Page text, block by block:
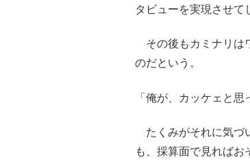
タビューを実現させて
その後もカミナリは
のだという。
「俺が、カッケェと
たくみがそれに気づ
も、採算面で見れば